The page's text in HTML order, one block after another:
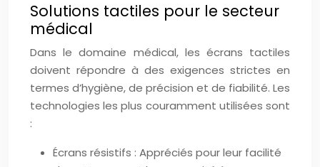
Solutions tactiles pour le secteur
médical
Dans le domaine médical, les écrans tactiles
doivent répondre à des exigences strictes en
termes d’hygiène, de précision et de fiabilité. Les
technologies les plus couramment utilisées sont
:
Écrans résistifs : Appréciés pour leur facilité